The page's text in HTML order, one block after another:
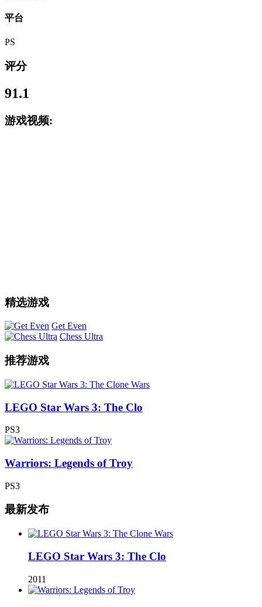
平台
PS
评分
91.1
游戏视频:
精选游戏
Get Even
Chess Ultra
推荐游戏
LEGO Star Wars 3: The Clo
PS3
Warriors: Legends of Troy
PS3
最新发布
LEGO Star Wars 3: The Clo
2011